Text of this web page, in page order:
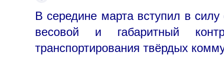
В середине марта вступил в
весовой и габаритный
транспортирования твёрдых